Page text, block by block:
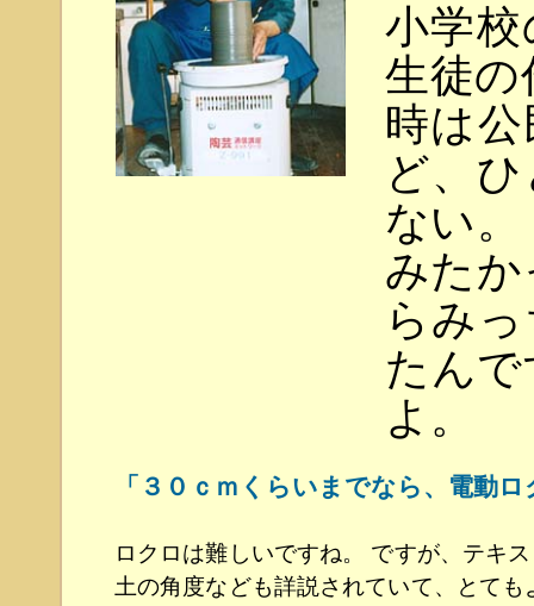
小学
生徒の
時は
ど、
ない
みたか
らみ
たん
よ。
「３０ｃｍくらいまでなら、電動
ロクロは難しいですね。 ですが、テキ
土の角度なども詳説されていて、とて